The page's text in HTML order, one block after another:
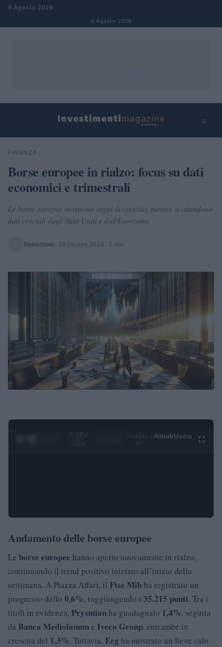
Salta al contenuto
9 Agosto 2026
9 Agosto 2026
⌕
Cerca
FINANZA
Borse europee in rialzo: focus su dati
economici e trimestrali
Le borse europee mostrano segni di crescita, mentre si attendono
dati cruciali dagli Stati Uniti e dall'Eurozona.
Redazione · 29 Ottobre 2024 · 2 min
0:28 /
Ad hubMedia
Andamento delle borse europee
Le borse europee hanno aperto nuovamente in rialzo,
continuando il trend positivo iniziato all’inizio della
settimana. A Piazza Affari, il Ftse Mib ha registrato un
progresso dello 0,6%, raggiungendo i 35.215 punti. Tra i
titoli in evidenza, Prysmian ha guadagnato 1,4%, seguita
da Banca Mediolanume Iveco Group, entrambe in
crescita del 1,3%. Tuttavia, Erg ha mostrato un lieve calo